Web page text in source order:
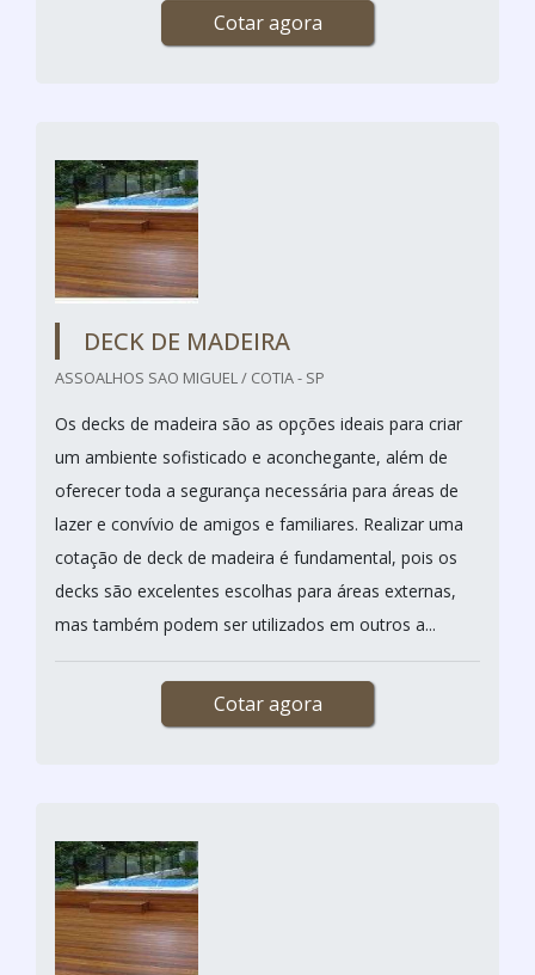
Cotar agora
DECK DE MADEIRA
ASSOALHOS SAO MIGUEL / COTIA - SP
Os decks de madeira são as opções ideais para criar
um ambiente sofisticado e aconchegante, além de
oferecer toda a segurança necessária para áreas de
lazer e convívio de amigos e familiares. Realizar uma
cotação de deck de madeira é fundamental, pois os
decks são excelentes escolhas para áreas externas,
mas também podem ser utilizados em outros a...
Cotar agora